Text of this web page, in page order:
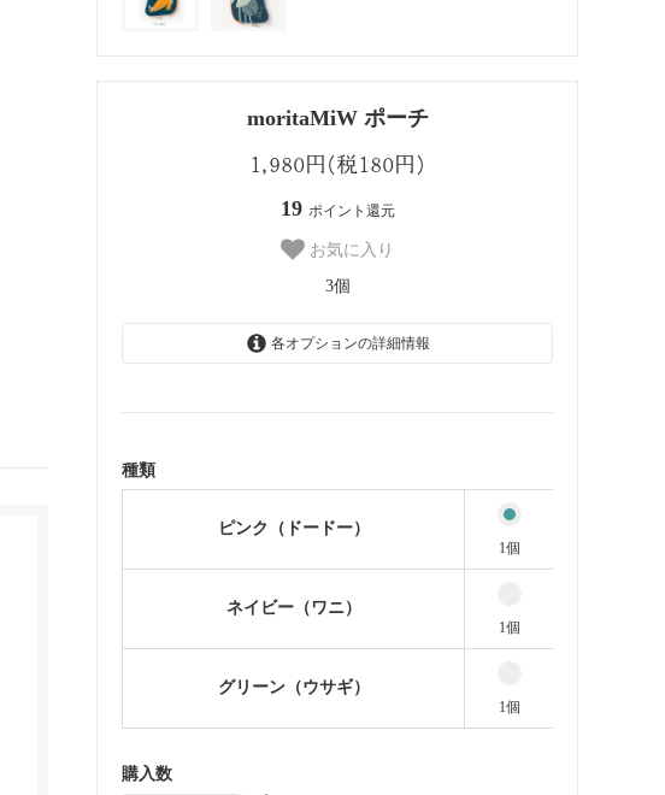
moritaMiW ポーチ
1,980円(税180円)
19 ポイント還元
お気に入り
3個
各オプションの詳細情報
1個
種類
ピンク（ドードー）
1個
ネイビー（ワニ）
1個
グリーン（ウサギ）
1個
購入数